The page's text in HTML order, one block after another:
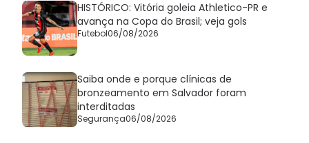
HISTÓRICO: Vitória goleia Athletico-PR e
avança na Copa do Brasil; veja gols
Futebol06/08/2026
Saiba onde e porque clínicas de
bronzeamento em Salvador foram
interditadas
Segurança06/08/2026